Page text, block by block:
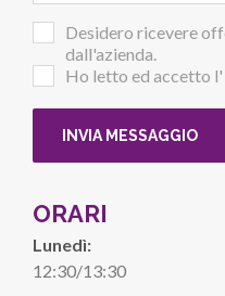
Desidero ricevere
dall'azienda.
Ho letto ed accetto l'
ORARI
Lunedì:
12:30/13:30